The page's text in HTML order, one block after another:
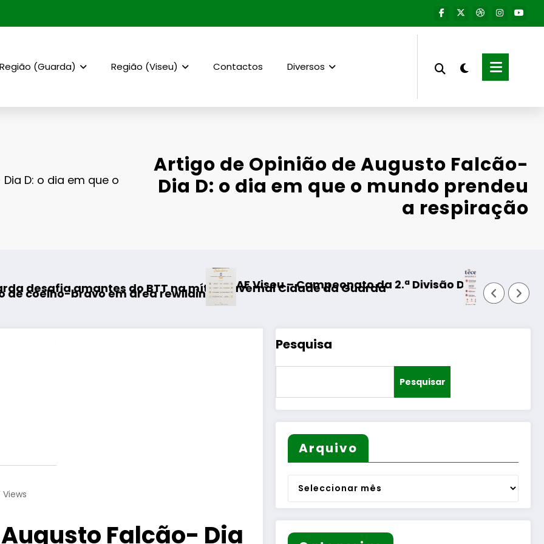
Região (Guarda) Região (Viseu) Contactos Diversos
D: o dia em que o
Artigo de Opinião de Augusto Falcão-
Dia D: o dia em que o mundo prendeu
a respiração
na mítica Invernal Cidade da Guarda
AF Viseu – Campeonato da 2.ª Divisão Distrital – ISOJOFER sorteado
Fornos de Algodres – Momento de
Views
Falcão- Dia
Pesquisa
Pesquisar
Arquivo
Arquivo